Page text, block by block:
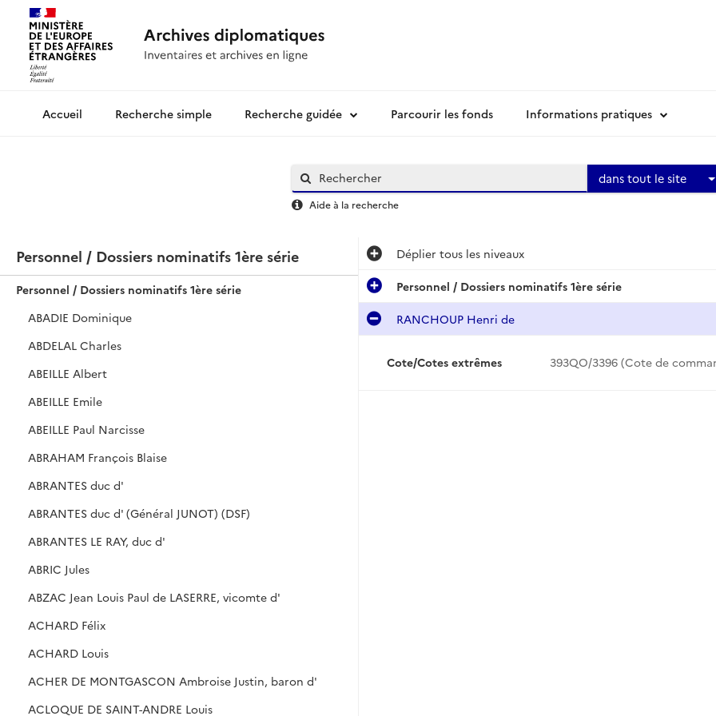
Archives diplomatiquesRecherche simple Recherche guidée Parcourir les fonds Informations pratiques
dans tout le site
Aide à la recherche
Personnel / Dossiers nominatifs 1ère série
Personnel / Dossiers nominatifs 1ère série
ABADIE Dominique
ABDELAL Charles
ABEILLE Albert
ABEILLE Emile
ABEILLE Paul Narcisse
ABRAHAM François Blaise
ABRANTES duc d'
ABRANTES duc d' (Général JUNOT) (DSF)
ABRANTES LE RAY, duc d'
ABRIC Jules
ABZAC Jean Louis Paul de LASERRE, vicomte d'
ACHARD Félix
ACHARD Louis
ACHER DE MONTGASCON Ambroise Justin, baron d'
ACLOQUE DE SAINT-ANDRE Louis
Déplier tous les niveaux
Personnel / Dossiers nominatifs 1ère série
RANCHOUP Henri de
Cote/Cotes extrêmes 393QO/3396 (Cote de